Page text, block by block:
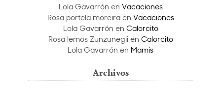
Lola Gavarrón en Vacaciones
Rosa portela moreiraen Vacaciones
Lola Gavarrón en Calorcito
Rosa lemos Zunzunegiien Calorcito
Lola Gavarrón en Mamis
Archivos